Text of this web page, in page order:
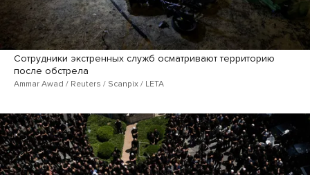
Сотрудники экстренных служб осматривают территорию
после обстрела
Ammar Awad / Reuters / Scanpix / LETA